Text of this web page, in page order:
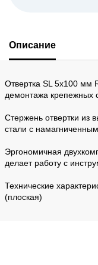
Описание
Отвертка SL 5х100 мм
демонтажа крепежных
Стержень отвертки из
стали с
Эргономичная
делает работу с
Технические
(плоская)